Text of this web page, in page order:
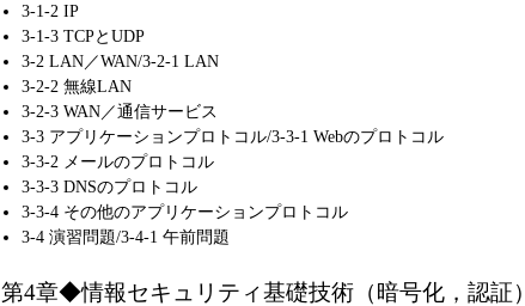
3-1-2 IP
3-1-3 TCPとUDP
3-2 LAN／WAN/3-2-1 LAN
3-2-2 無線LAN
3-2-3 WAN／通信サービス
3-3 アプリケーションプロトコル/3-3-1 Webのプロトコル
3-3-2 メールのプロトコル
3-3-3 DNSのプロトコル
3-3-4 その他のアプリケーションプロトコル
3-4 演習問題/3-4-1 午前問題
第4章◆情報セキュリティ基礎技術（暗号化，認証）